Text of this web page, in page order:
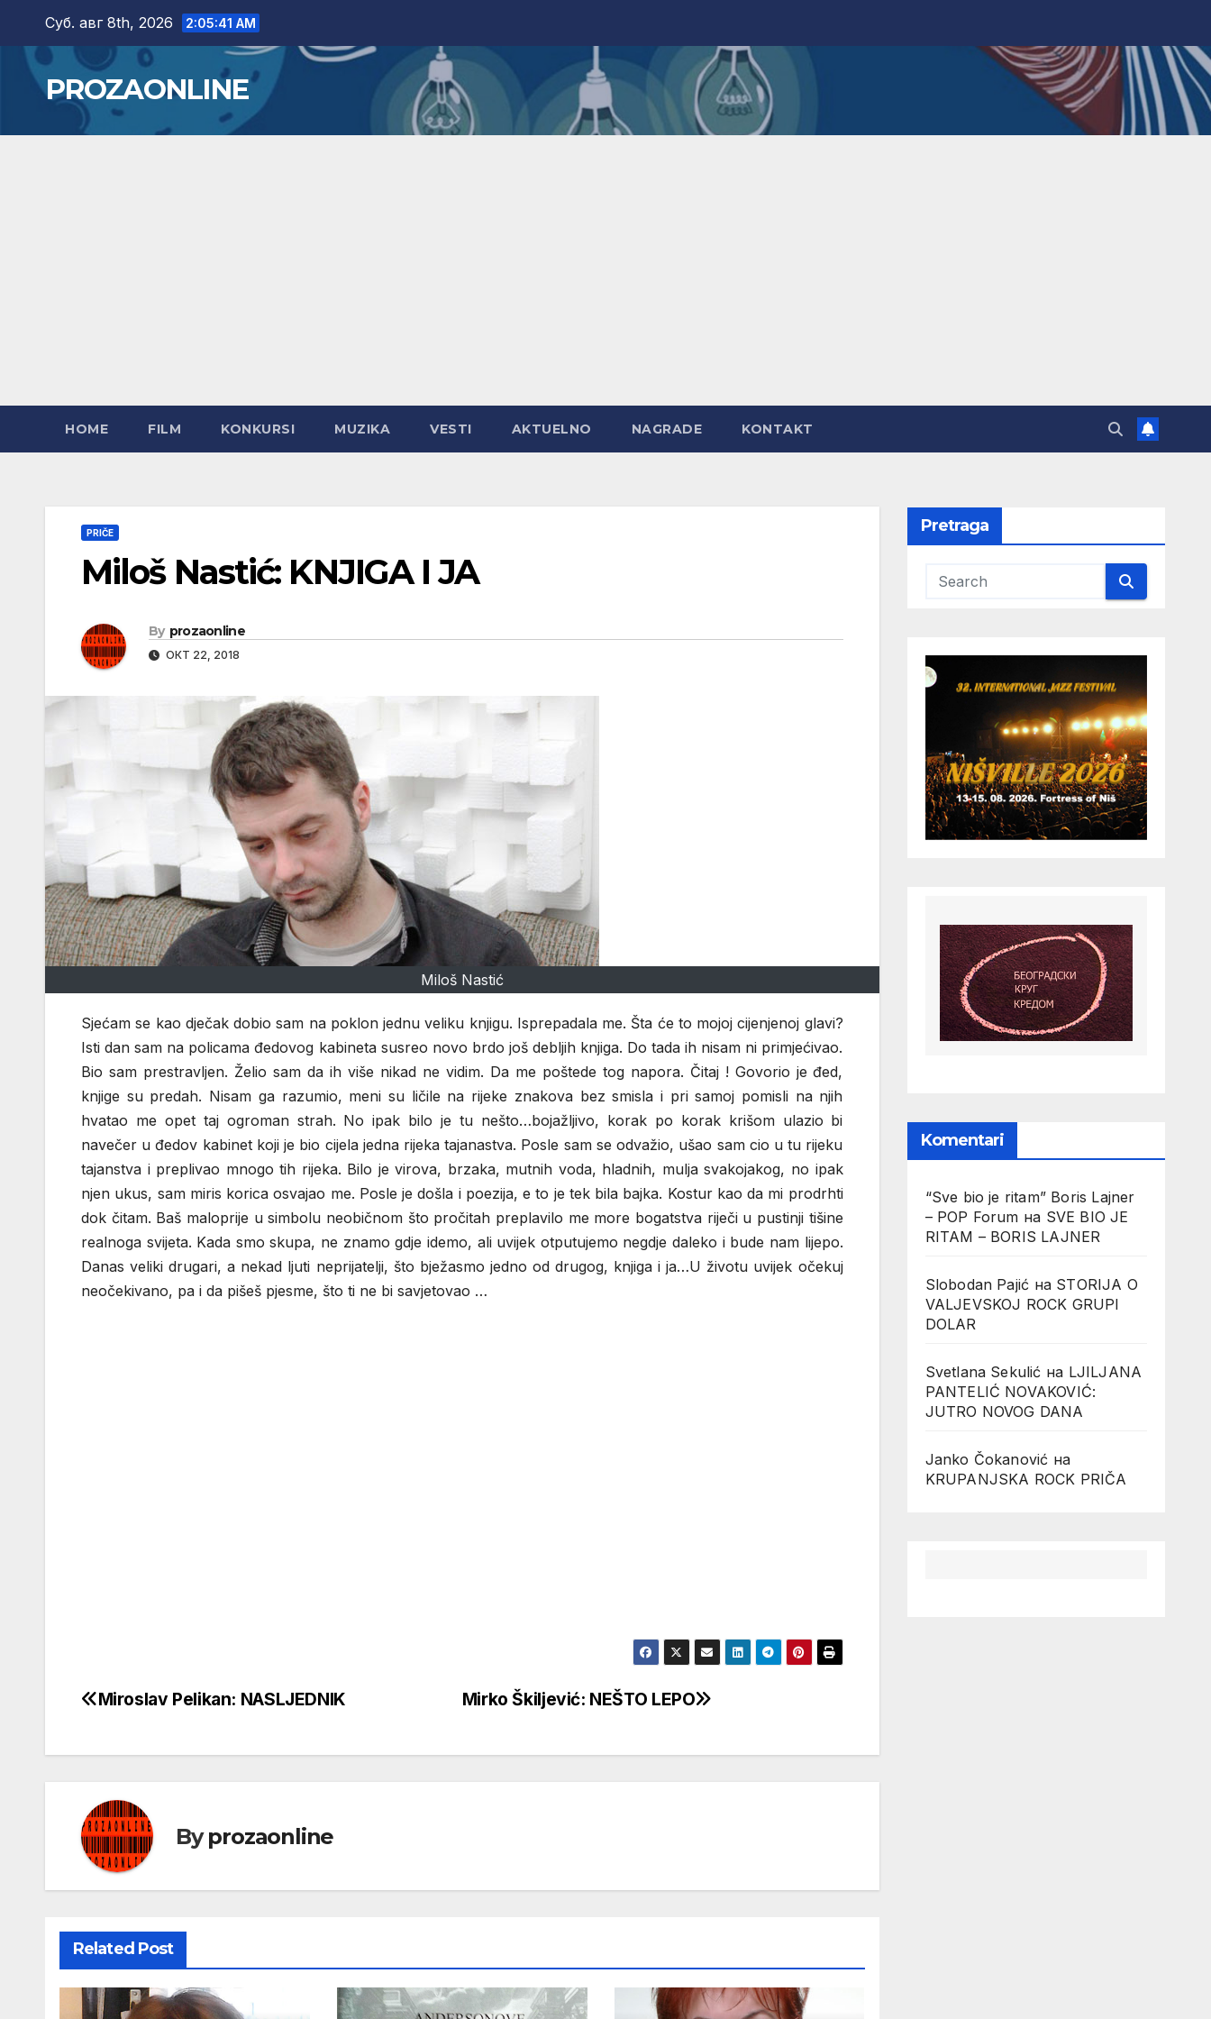
content
Суб. авг 8th, 2026 2:05:42 AM
PROZAONLINE
HOME FILM KONKURSI MUZIKA VESTI AKTUELNO NAGRADE KONTAKT
PRIČE
Miloš Nastić: KNJIGA I JA
By prozaonline
ОКТ 22, 2018
Miloš Nastić
Sjećam se kao dječak dobio sam na poklon jednu veliku knjigu. Isprepadala me. Šta će to mojoj cijenjenoj glavi?
Isti dan sam na policama đedovog kabineta susreo novo brdo još debljih knjiga. Do tada ih nisam ni primjećivao.
Bio sam prestravljen. Želio sam da ih više nikad ne vidim. Da me poštede tog napora. Čitaj ! Govorio je đed,
knjige su predah. Nisam ga razumio, meni su ličile na rijeke znakova bez smisla i pri samoj pomisli na njih
hvatao me opet taj ogroman strah. No ipak bilo je tu nešto…bojažljivo, korak po korak krišom ulazio bi
navečer u đedov kabinet koji je bio cijela jedna rijeka tajanastva. Posle sam se odvažio, ušao sam cio u tu rijeku
tajanstva i preplivao mnogo tih rijeka. Bilo je virova, brzaka, mutnih voda, hladnih, mulja svakojakog, no ipak
njen ukus, sam miris korica osvajao me. Posle je došla i poezija, e to je tek bila bajka. Kostur kao da mi prodrhti
dok čitam. Baš maloprije u simbolu neobičnom što pročitah preplavilo me more bogatstva riječi u pustinji tišine
realnoga svijeta. Kada smo skupa, ne znamo gdje idemo, ali uvijek otputujemo negdje daleko i bude nam lijepo.
Danas veliki drugari, a nekad ljuti neprijatelji, što bježasmo jedno od drugog, knjiga i ja…U životu uvijek očekuj
neočekivano, pa i da pišeš pjesme, što ti ne bi savjetovao …
Кретање
Mirko Škiljević: NEŠTO LEPO
Miroslav Pelikan: NASLJEDNIK
Byprozaonline
Related Post
Pretraga
Komentari
“Sve bio je ritam” Boris Lajner
– POP Forum на SVE BIO JE
RITAM – BORIS LAJNER
Slobodan Pajić на STORIJA O
VALJEVSKOJ ROCK GRUPI
DOLAR
Svetlana Sekulić на LJILJANA
PANTELIĆ NOVAKOVIĆ:
JUTRO NOVOG DANA
Janko Čokanović на
KRUPANJSKA ROCK PRIČA